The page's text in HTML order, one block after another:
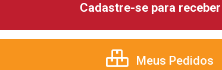
Cadastre-se para
Meus Pedidos